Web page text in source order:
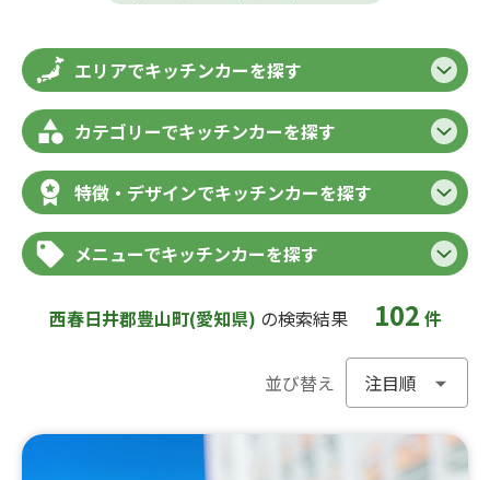
エリアでキッチンカーを探す
カテゴリーでキッチンカーを探す
特徴・デザインでキッチンカーを探す
メニューでキッチンカーを探す
西春日井郡豊山町(愛知県) の検索結果 102 件
並び替え